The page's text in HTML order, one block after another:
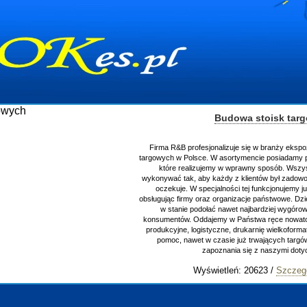
Budowa stoisk targowych
Firma R&B profesjonalizuje się w branży ekspozycyjnej oraz
targowych w Polsce. W asortymencie posiadamy przyrządzenie
które realizujemy w wprawny sposób. Wszystkie zlecenia
wykonywać tak, aby każdy z klientów był zadowolony, oraz
oczekuje. W specjalności tej funkcjonujemy już od 15 lat z
obsługując firmy oraz organizacje państwowe. Dzięki ogromnej
w stanie podołać nawet najbardziej wygórowanym
konsumentów. Oddajemy w Państwa ręce nowatorskich
produkcyjne, logistyczne, drukarnię wielkoformatową oraz
pomoc, nawet w czasie już trwających targów. Zapraszamy
zapoznania się z naszymi dotychczasowym
Wyświetleń: 20623 /Szczegóły wpisu